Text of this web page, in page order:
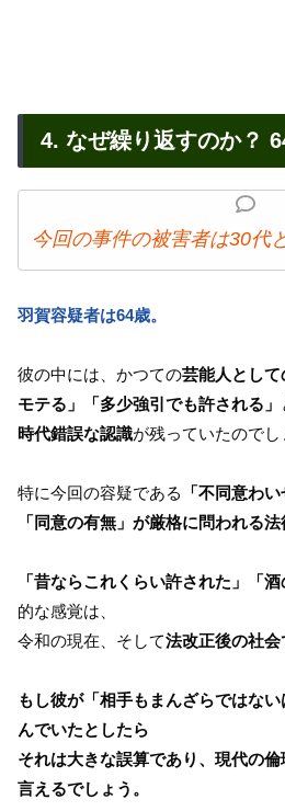
4. なぜ繰り返すのか？
今回の事件の被害者は30代
羽賀容疑者は64歳。
彼の中には、かつての芸能人として
モテる」「多少強引でも許される」
時代錯誤な認識が残っていたのでし
特に今回の容疑である 「不同意わい
「同意の有無」が厳格に問われる法
「昔ならこれくらい許された」「酒
的な感覚は、
令和の現在、そして法改正後の社会
もし彼が「相手もまんざらではな
んでいたとしたら
それは大きな誤算であり、現代の
言えるでしょう。